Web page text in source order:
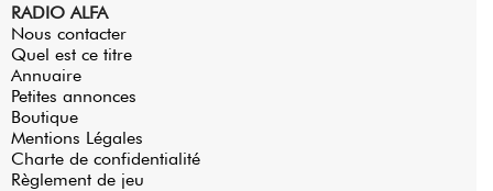
RADIO ALFA
Nous contacter
Quel est ce titre
Annuaire
Petites annonces
Boutique
Mentions Légales
Charte de confidentialité
Règlement de jeu